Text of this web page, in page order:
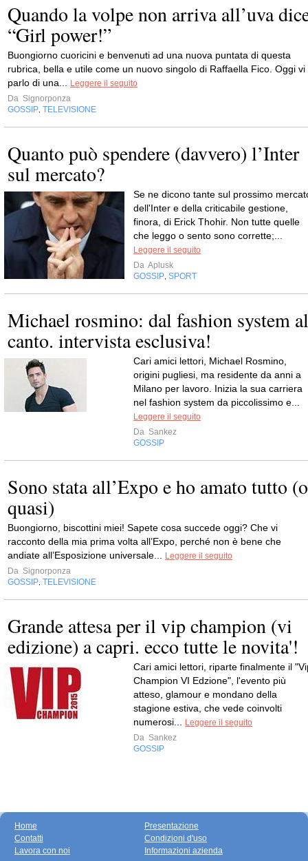
Quando la volpe non arriva all’uva
“Girl power!”
Buongiorno cuoricini e benvenuti ad una nuova puntata di questa
rubrica, bella e utile come un nuovo singolo di Raffaella Fico. Oggi vi
parlo di una...
Leggere il seguito
Da Signorponza
GOSSIP TELEVISIONE
Quanto può spendere (davvero) l’Inter
sul mercato?
Se ne dicono tante sul prossimo
dell'Inter e della criticabile gestione,
finora, di Erick Thohir. Non tutte quelle
che leggo o sento sono corrette;...
Leggere il seguito
Da Aplusk
GOSSIP SPORT
Michael rosmino: dal fashion system al
canto. intervista esclusiva!
Cari amici lettori, Michael Rosmino,
origini pugliesi, ma residente da anni a
Milano per lavoro. Inizia la sua carriera
nel fashion system da piccolissimo e...
Leggere il seguito
Da Sankez
GOSSIP
Sono stata all’Expo e ho amato tutto (o
quasi)
Buongiorno, biscottini miei! Sapete cosa succede oggi? Che vi
racconto della mia prima volta all’Expo, perché non è bene che
andiate all’Esposizione universale...
Leggere il seguito
Da Signorponza
GOSSIP TELEVISIONE
Grande attesa per il vip champion (vi
edizione) a capri. ecco tutte le novita'!
Cari amici lettori, riparte finalmente il
Champion VI Edzione", l'evento più
atteso, glamour e mondano della
stagione estiva, che vede coinvolti
numerosi...
Leggere il seguito
Da Sankez
GOSSIP
Home
Contatti
Lavora con noi
Presentazione
Condizioni d'uso
Informazioni azienda